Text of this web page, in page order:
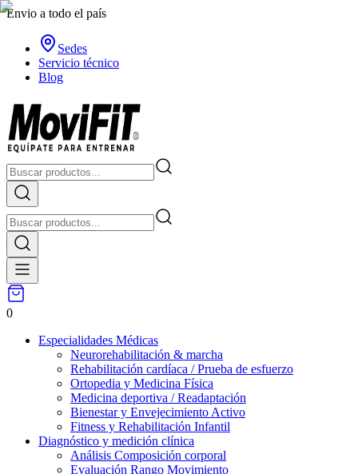
Envio a todo el país
Sedes
Servicio técnico
Blog
0
Especialidades Médicas
Neurorehabilitación & marcha
Rehabilitación cardíaca / Prueba de esfuerzo
Ortopedia y Medicina Física
Medicina deportiva / Readaptación
Bienestar y Envejecimiento Activo
Fitness y Rehabilitación Infantil
Diagnóstico y medición clínica
Análisis Composición corporal
Evaluación Rango Movimiento